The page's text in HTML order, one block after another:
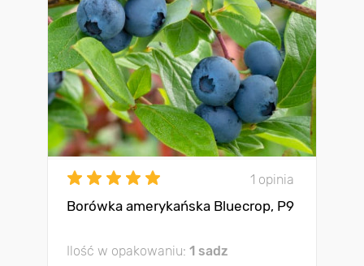
1 opinia
Borówka amerykańska Bluecrop, P9
Ilość w opakowaniu: 1 sadz